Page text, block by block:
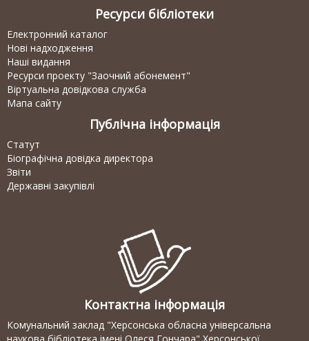
Ресурси бібліотеки
Електронний каталог
Нові надходження
Наші видання
Ресурси проекту "Заочний абонемент"
Віртуальна довідкова служба
Мапа сайту
Публічна інформація
Статут
Біографічна довідка директора
Звіти
Державні закупівлі
Контактна інформація
Комунальний заклад "Херсонська обласна універсальна
наукова бібліотека імені Олеся Гончара" Херсонської